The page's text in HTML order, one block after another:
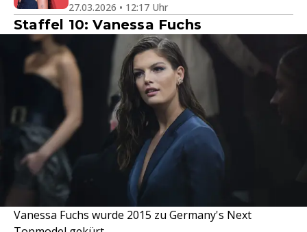
27.03.2026 • 12:17 Uhr
Staffel 10: Vanessa Fuchs
Vanessa Fuchs wurde 2015 zu Germany's Next